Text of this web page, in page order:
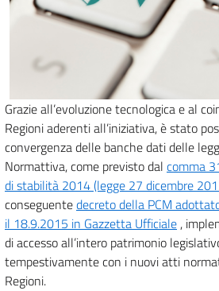
Grazie all’evoluzione tecnologica e al
Regioni aderenti all’iniziativa, è stato
convergenza delle banche dati delle
Normattiva, come previsto dal comma
di stabilità 2014 (legge 27 dicembre
conseguentedecreto della PCM
il 18.9.2015 in Gazzetta Ufficiale ,
di accesso all’intero patrimonio
tempestivamente con i nuovi atti
Regioni.